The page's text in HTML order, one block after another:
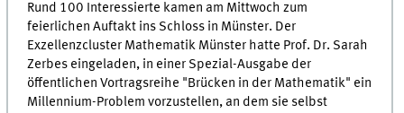
Rund 100 Interessierte kamen am Mittwoch zum
feierlichen Auftakt ins Schloss in Münster. Der
Exzellenzcluster Mathematik Münster hatte Prof. Dr. Sarah
Zerbes eingeladen, in einer Spezial-Ausgabe der
öffentlichen Vortragsreihe "Brücken in der Mathematik" ein
Millennium-Problem vorzustellen, an dem sie selbst